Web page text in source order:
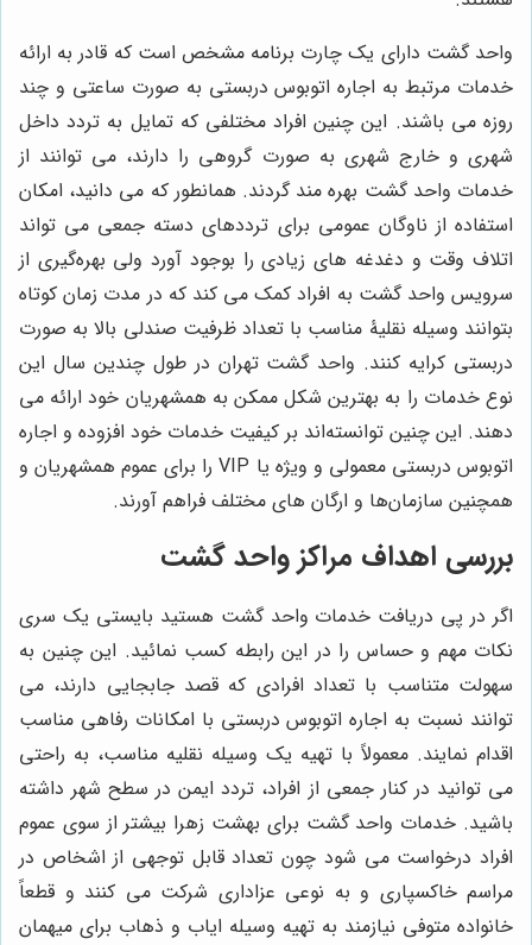
واحد گشت دارای یک چارت برنامه مشخص است که قادر به ارائه
خدمات مرتبط به اجاره اتوبوس دربستی به صورت ساعتی و چند
روزه می باشند. این چنین افراد مختلفی که تمایل به تردد داخل
شهری و خارج شهری به صورت گروهی را دارند، می توانند از
خدمات واحد گشت بهره مند گردند. همانطور که می دانید، امکان
استفاده از ناوگان عمومی برای ترددهای دسته جمعی می تواند
اتلاف وقت و دغدغه های زیادی را بوجود آورد ولی بهره‌گیری از
سرویس واحد گشت به افراد کمک می کند که در مدت زمان کوتاه
بتوانند وسیله نقلیۀ مناسب با تعداد ظرفیت صندلی بالا به صورت
دربستی کرایه کنند. واحد گشت تهران در طول چندین سال این
نوع خدمات را به بهترین شکل ممکن به همشهریان خود ارائه می
دهند. این چنین توانسته‌اند بر کیفیت خدمات خود افزوده و اجاره
اتوبوس دربستی معمولی و ویژه یا VIP را برای عموم همشهریان و
همچنین سازمان‌ها و ارگان های مختلف فراهم آورند.
بررسی اهداف مراکز واحد گشت
اگر در پی دریافت خدمات واحد گشت هستید بایستی یک سری
نکات مهم و حساس را در این رابطه کسب نمائید. این چنین به
سهولت متناسب با تعداد افرادی که قصد جابجایی دارند، می
توانند نسبت به اجاره اتوبوس دربستی با امکانات رفاهی مناسب
اقدام نمایند. معمولاً با تهیه یک وسیله نقلیه مناسب، به راحتی
می توانید در کنار جمعی از افراد، تردد ایمن در سطح شهر داشته
باشید. خدمات واحد گشت برای بهشت زهرا بیشتر از سوی عموم
افراد درخواست می شود چون تعداد قابل توجهی از اشخاص در
مراسم خاکسپاری و به نوعی عزاداری شرکت می کنند و قطعاً
خانواده متوفی نیازمند به تهیه وسیله ایاب و ذهاب برای میهمان